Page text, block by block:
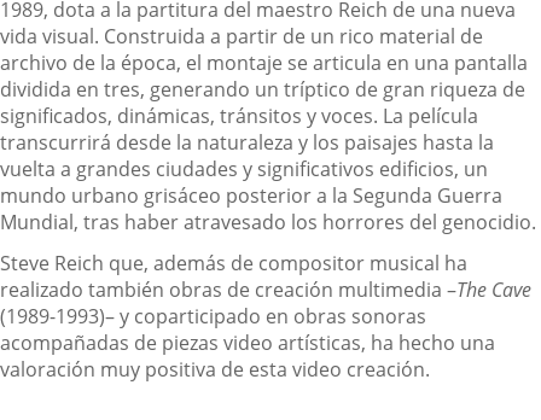
1989, dota a la partitura del maestro Reich de una nueva
vida visual. Construida a partir de un rico material de
archivo de la época, el montaje se articula en una pantalla
dividida en tres, generando un tríptico de gran riqueza de
significados, dinámicas, tránsitos y voces. La película
transcurrirá desde la naturaleza y los paisajes hasta la
vuelta a grandes ciudades y significativos edificios, un
mundo urbano grisáceo posterior a la Segunda Guerra
Mundial, tras haber atravesado los horrores del genocidio.
Steve Reich que, además de compositor musical ha
realizado también obras de creación multimedia –The Cave
(1989-1993)– y coparticipado en obras sonoras
acompañadas de piezas video artísticas, ha hecho una
valoración muy positiva de esta video creación.